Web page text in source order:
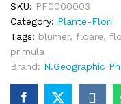
SKU: PF0000003
Category: Plante-Flori
Tags: blumer, floare,
primula
Brand: N.Geographic